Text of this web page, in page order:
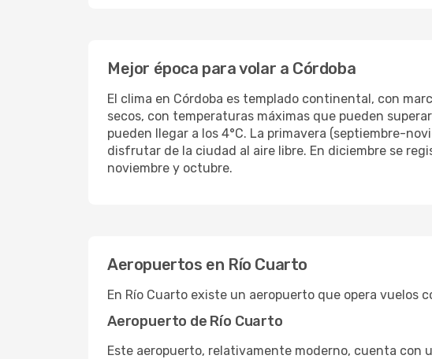
Mejor época para volar a Córdoba
El clima en Córdoba es templado continental, con
secos, con temperaturas máximas que pueden
pueden llegar a los 4°C. La primavera (septiembre-
disfrutar de la ciudad al aire libre. En diciembre se
noviembre y octubre.
Aeropuertos en Río Cuarto
En Río Cuarto existe un aeropuerto que opera vuelos
Aeropuerto de Río Cuarto
Este aeropuerto, relativamente moderno, cuenta con